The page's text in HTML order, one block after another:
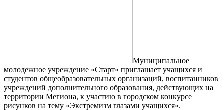
Муниципальное
молодежное учреждение «Старт» приглашает учащихся и
студентов общеобразовательных организаций, воспитанников
учреждений дополнительного образования, действующих на
территории Мегиона, к участию в городском конкурсе
рисунков на тему «Экстремизм глазами учащихся».